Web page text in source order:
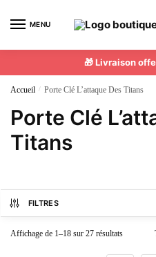
MENU
🎁 Livraison
Accueil / Porte Clé L’attaque Des Titans
Porte Clé
Titans
FILTRES
Affichage de 1–18 sur 27 résultats